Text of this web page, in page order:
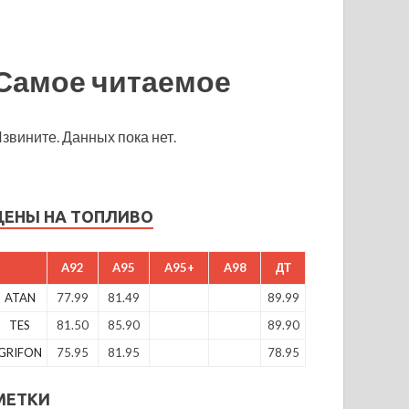
читаемое
Данных пока нет.
НА ТОПЛИВО
A92 A95 A95+ A98 ДТ
ATAN 77.99 81.49
89.99
TES
81.50 85.90
89.90
75.95 81.95 78.95